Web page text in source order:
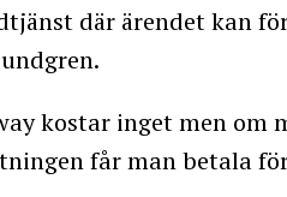
där ärendet kan
kostar inget men om
får man betala